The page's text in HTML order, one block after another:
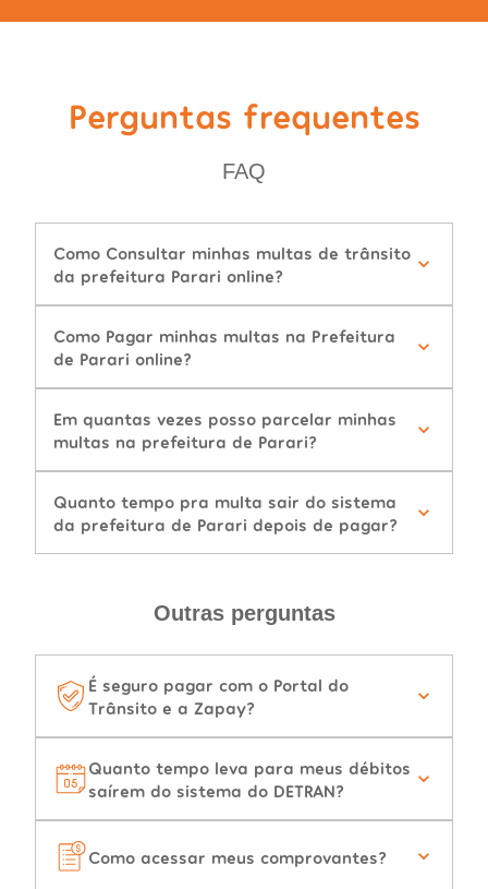
Perguntas frequentes
FAQ
Como Consultar minhas multas de trânsito
da prefeitura Parari online?
Como Pagar minhas multas na Prefeitura
de Parari online?
Em quantas vezes posso parcelar minhas
multas na prefeitura de Parari?
Quanto tempo pra multa sair do sistema
da prefeitura de Parari depois de pagar?
Outras perguntas
É seguro pagar com o Portal do
Trânsito e a Zapay?
Quanto tempo leva para meus débitos
saírem do sistema do DETRAN?
Como acessar meus comprovantes?